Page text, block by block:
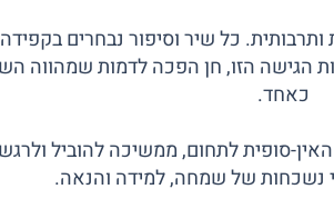
כל שיר וסיפור נבחרים
הגישה הזו, חן הפכה לדמות שמהווה
כאחד.
סופית לתחום, ממשיכה להוביל
נשכחות של שמחה, למידה והנאה.